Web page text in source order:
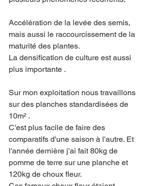
Accélération de la levée des semis,
mais aussi le raccourcissement de la
maturité des plantes.
La densification de culture est aussi
plus importante .
Sur mon exploitation nous travaillons
sur des planches standardisées de
10m² .
C'est plus facile de faire des
comparatifs d'une saison à l'autre. Et
l'année dernière j'ai fait 80kg de
pomme de terre sur une planche et
120kg de choux fleur.